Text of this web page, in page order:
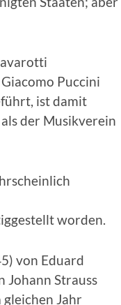
Puccini
ist damit
der Musikverein
worden.
von Eduard
Johann Strauss
Jahr